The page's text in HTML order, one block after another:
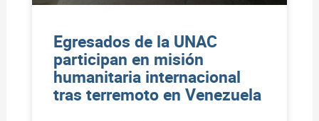
Egresados de la UNAC
participan en misión
humanitaria internacional
tras terremoto en Venezuela